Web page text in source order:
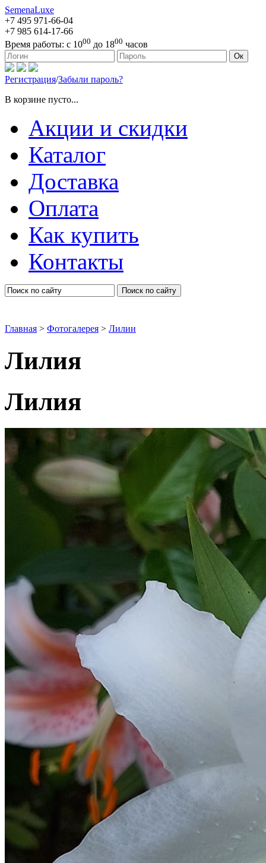
SemenaLuxe
+7 495 971-66-04
+7 985 614-17-66
Время работы: с 1000 до 1800 часов
127473, г. Москва, ул. Краснопролетарская, д. 16, стр. 1 Ок
Регистрация/Забыли пароль?
В корзине пусто...
Акции и скидки
Каталог
Доставка
Оплата
Как купить
Контакты
Поиск по сайту
Главная > Фотогалерея > Лилии
Лилия
Лилия